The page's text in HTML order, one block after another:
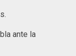
ante la